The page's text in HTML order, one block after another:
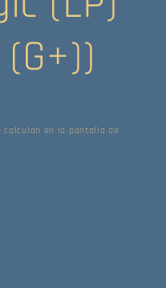
calculan en la pantalla de